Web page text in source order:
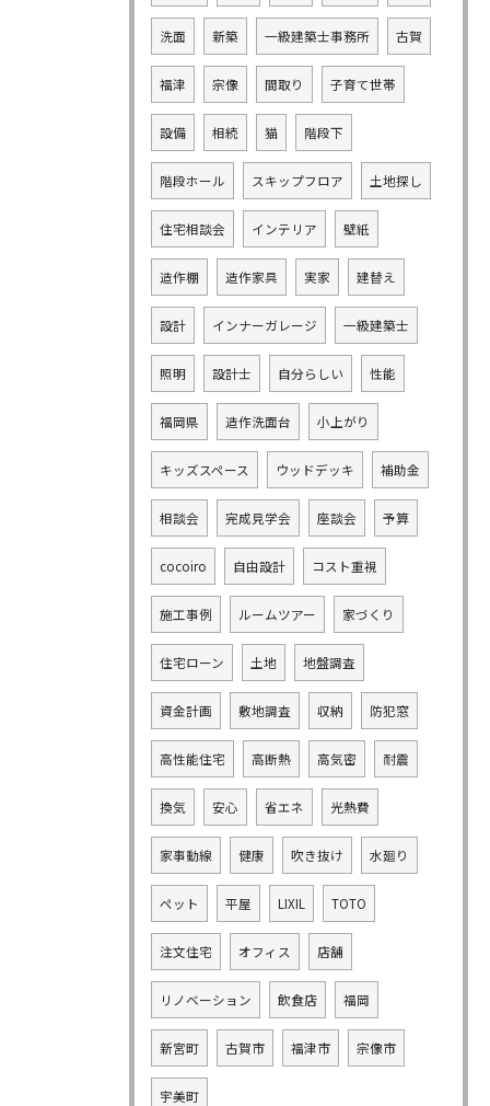
洗面 新築 一級建築士事務所 古賀
福津 宗像 間取り 子育て世帯
設備 相続 猫 階段下
階段ホール スキップフロア 土地探し
住宅相談会 インテリア 壁紙
造作棚 造作家具 実家 建替え
設計 インナーガレージ 一級建築士
照明 設計士 自分らしい 性能
福岡県 造作洗面台 小上がり
キッズスペース ウッドデッキ 補助金
相談会 完成見学会 座談会 予算
cocoiro 自由設計 コスト重視
施工事例 ルームツアー 家づくり
住宅ローン 土地 地盤調査
資金計画 敷地調査 収納 防犯窓
高性能住宅 高断熱 高気密 耐震
換気 安心 省エネ 光熱費
家事動線 健康 吹き抜け 水廻り
ペット 平屋 LIXIL TOTO
注文住宅 オフィス 店舗
リノベーション 飲食店 福岡
新宮町 古賀市 福津市 宗像市
宇美町